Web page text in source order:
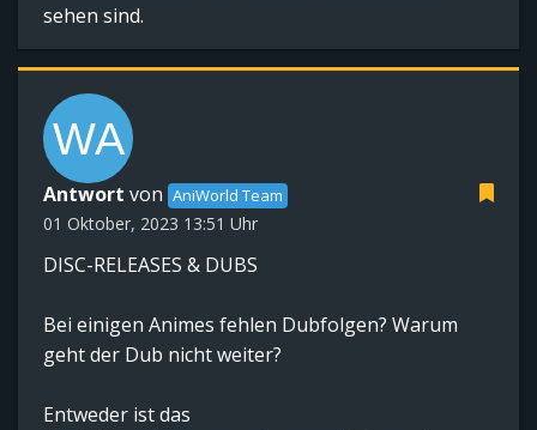
sehen sind.
Antwort von AniWorld Team
01 Oktober, 2023 13:51 Uhr
DISC-RELEASES & DUBS
Bei einigen Animes fehlen Dubfolgen? Warum
geht der Dub nicht weiter?
Entweder ist das